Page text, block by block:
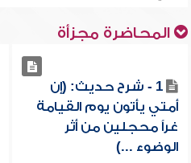
المحاضرة مجزأة
1 - شرح حديث: (إن
أمتي يأتون يوم القيامة
غراً محجلين من أثر
الوضوء ...)